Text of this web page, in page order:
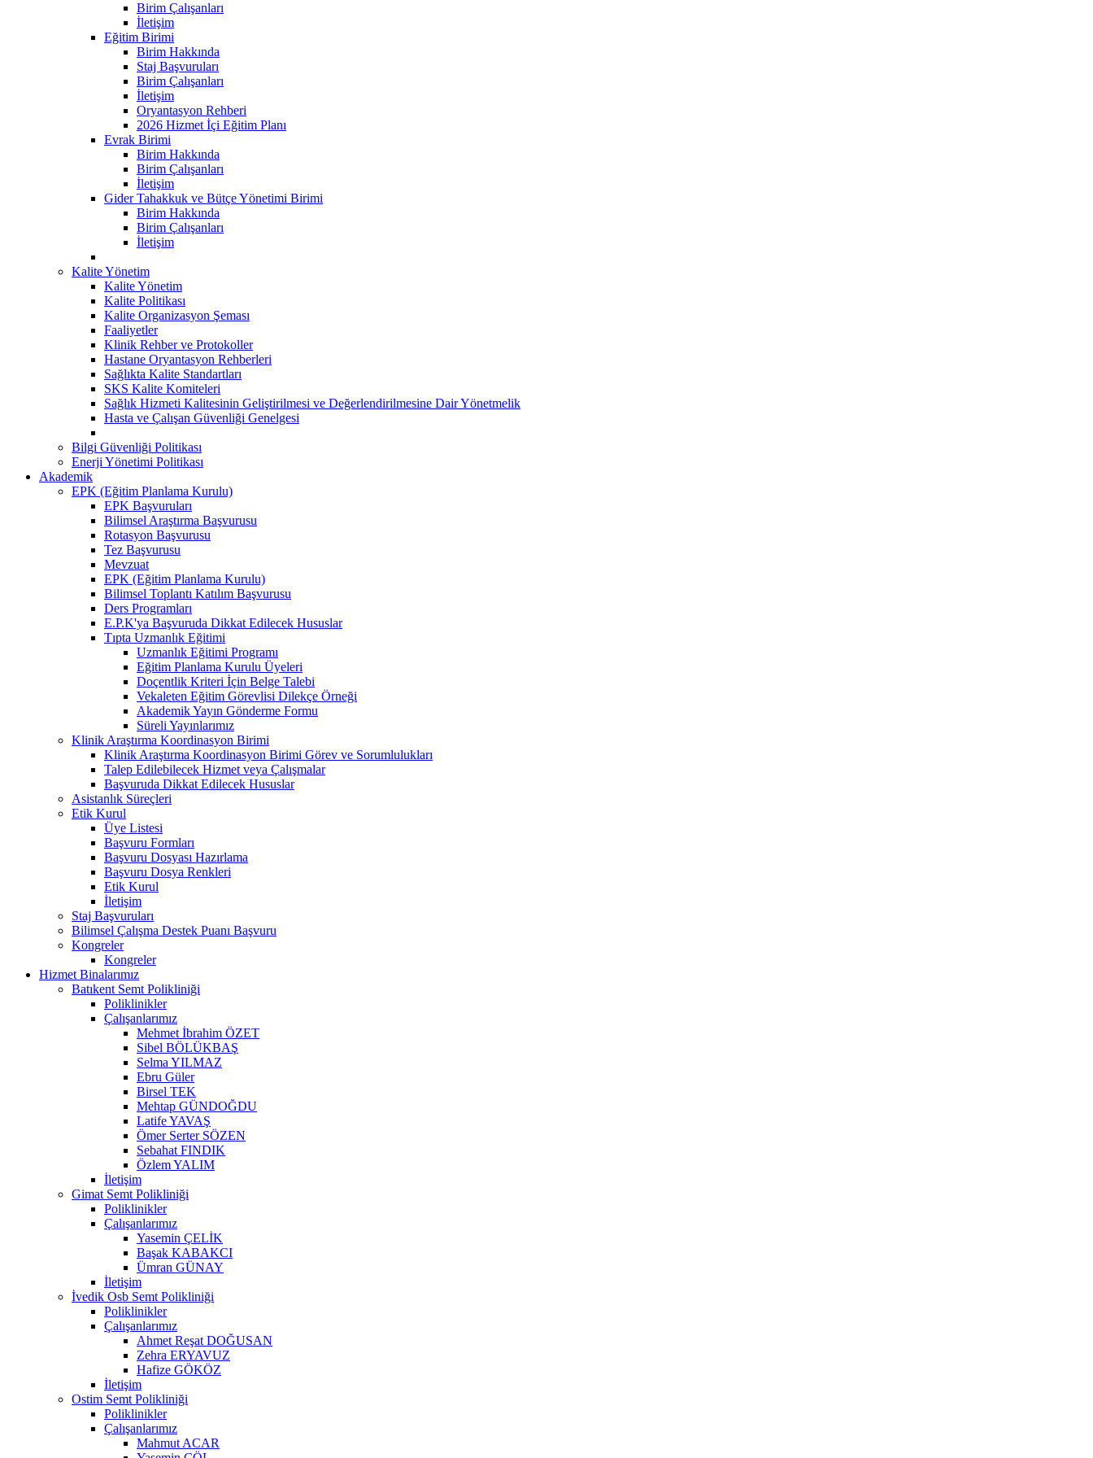
Birim Çalışanları
İletişim
Eğitim Birimi
Birim Hakkında
Staj Başvuruları
Birim Çalışanları
İletişim
Oryantasyon Rehberi
2026 Hizmet İçi Eğitim Planı
Evrak Birimi
Birim Hakkında
Birim Çalışanları
İletişim
Gider Tahakkuk ve Bütçe Yönetimi Birimi
Birim Hakkında
Birim Çalışanları
İletişim
Kalite Yönetim
Kalite Yönetim
Kalite Politikası
Kalite Organizasyon Şeması
Faaliyetler
Klinik Rehber ve Protokoller
Hastane Oryantasyon Rehberleri
Sağlıkta Kalite Standartları
SKS Kalite Komiteleri
Sağlık Hizmeti Kalitesinin Geliştirilmesi ve Değerlendirilmesine Dair Yönetmelik
Hasta ve Çalışan Güvenliği Genelgesi
Bilgi Güvenliği Politikası
Enerji Yönetimi Politikası
Akademik
EPK (Eğitim Planlama Kurulu)
EPK Başvuruları
Bilimsel Araştırma Başvurusu
Rotasyon Başvurusu
Tez Başvurusu
Mevzuat
EPK (Eğitim Planlama Kurulu)
Bilimsel Toplantı Katılım Başvurusu
Ders Programları
E.P.K'ya Başvuruda Dikkat Edilecek Hususlar
Tıpta Uzmanlık Eğitimi
Uzmanlık Eğitimi Programı
Eğitim Planlama Kurulu Üyeleri
Doçentlik Kriteri İçin Belge Talebi
Vekaleten Eğitim Görevlisi Dilekçe Örneği
Akademik Yayın Gönderme Formu
Süreli Yayınlarımız
Klinik Araştırma Koordinasyon Birimi
Klinik Araştırma Koordinasyon Birimi Görev ve Sorumlulukları
Talep Edilebilecek Hizmet veya Çalışmalar
Başvuruda Dikkat Edilecek Hususlar
Asistanlık Süreçleri
Etik Kurul
Üye Listesi
Başvuru Formları
Başvuru Dosyası Hazırlama
Başvuru Dosya Renkleri
Etik Kurul
İletişim
Staj Başvuruları
Bilimsel Çalışma Destek Puanı Başvuru
Kongreler
Kongreler
Hizmet Binalarımız
Batıkent Semt Polikliniği
Poliklinikler
Çalışanlarımız
Mehmet İbrahim ÖZET
Sibel BÖLÜKBAŞ
Selma YILMAZ
Ebru Güler
Birsel TEK
Mehtap GÜNDOĞDU
Latife YAVAŞ
Ömer Serter SÖZEN
Sebahat FINDIK
Özlem YALIM
İletişim
Gimat Semt Polikliniği
Poliklinikler
Çalışanlarımız
Yasemin ÇELİK
Başak KABAKCI
Ümran GÜNAY
İletişim
İvedik Osb Semt Polikliniği
Poliklinikler
Çalışanlarımız
Ahmet Reşat DOĞUSAN
Zehra ERYAVUZ
Hafize GÖKÖZ
İletişim
Ostim Semt Polikliniği
Poliklinikler
Çalışanlarımız
Mahmut ACAR